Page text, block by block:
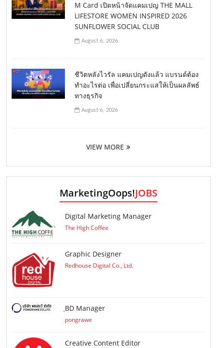
M Card เปิดหน้าจัดแคมเปญ THE MALL
LIFESTORE WOMEN INSPIRED 2026
SUNFLOWER SOCIAL CLUB
August 6, 2026
ชีวิตหลังไวรัล แคมเปญดังแล้ว แบรนด์ต้อง
ทำอะไรต่อ เพื่อเปลี่ยนกระแสให้เป็นผลลัพธ์
ทางธุรกิจ
August 6, 2026
VIEW MORE
MarketingOops!JOBS
Digital Marketing Manager
The High Coffee
Graphic Designer
Redhouse Digital Co., Ltd.
ฺBD Manager
pongrawe
Creative Content Editor